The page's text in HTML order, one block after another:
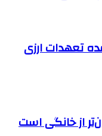
تعهدات ارزی